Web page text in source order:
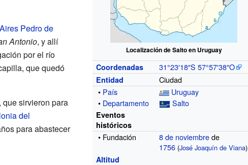
Localización de Salto en Uruguay
Coordenadas 31°23′18″S57°57′38″O
Entidad
Ciudad
• País
Uruguay
• Departamento Salto
Eventos
históricos
• Fundación 8 de noviembrede
1756 (José Joaquín de Viana)
Altitud
Pedro de
Antonio, y allí
por el río
que quedó
que sirvieron para
del
para abastecer